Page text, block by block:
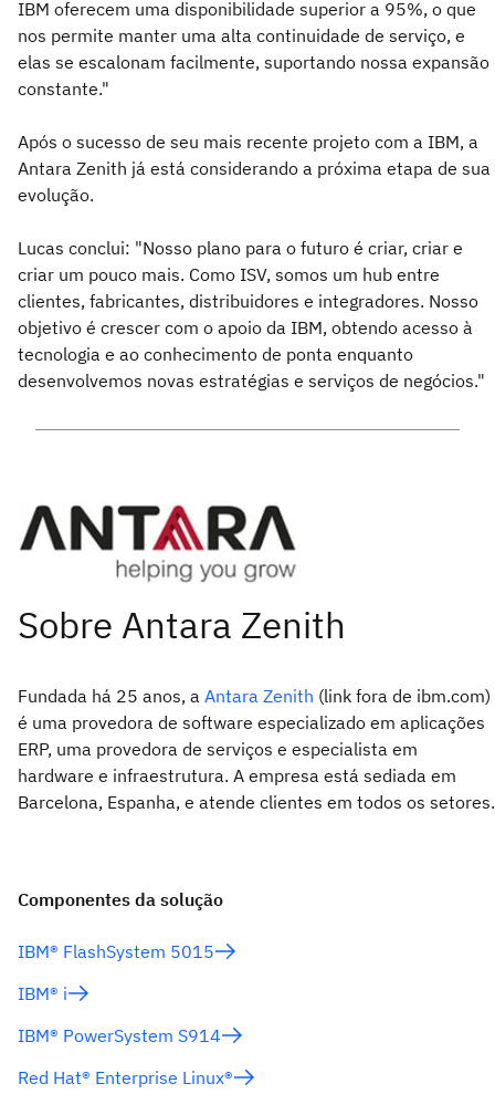
IBM oferecem uma disponibilidade superior a 95%, o que
nos permite manter uma alta continuidade de serviço, e
elas se escalonam facilmente, suportando nossa expansão
constante."
Após o sucesso de seu mais recente projeto com a IBM, a
Antara Zenith já está considerando a próxima etapa de sua
evolução.
Lucas conclui: "Nosso plano para o futuro é criar, criar e
criar um pouco mais. Como ISV, somos um hub entre
clientes, fabricantes, distribuidores e integradores. Nosso
objetivo é crescer com o apoio da IBM, obtendo acesso à
tecnologia e ao conhecimento de ponta enquanto
desenvolvemos novas estratégias e serviços de negócios."
Fundada há 25 anos, a Antara Zenith (link fora de ibm.com)
é uma provedora de software especializado em aplicações
ERP, uma provedora de serviços e especialista em
hardware e infraestrutura. A empresa está sediada em
Barcelona, Espanha, e atende clientes em todos os setores.
Componentes da solução
IBM® FlashSystem 5015
IBM® i
IBM® PowerSystem S914
Red Hat® Enterprise Linux®